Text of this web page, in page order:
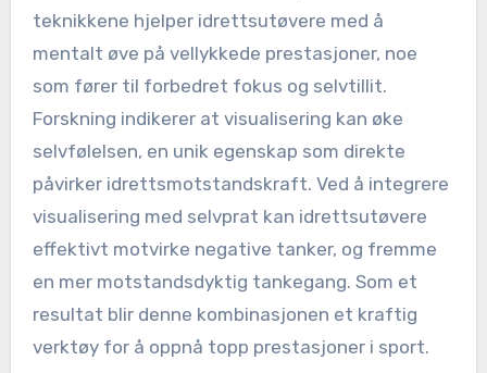
teknikkene hjelper idrettsutøvere med å
mentalt øve på vellykkede prestasjoner, noe
som fører til forbedret fokus og selvtillit.
Forskning indikerer at visualisering kan øke
selvfølelsen, en unik egenskap som direkte
påvirker idrettsmotstandskraft. Ved å integrere
visualisering med selvprat kan idrettsutøvere
effektivt motvirke negative tanker, og fremme
en mer motstandsdyktig tankegang. Som et
resultat blir denne kombinasjonen et kraftig
verktøy for å oppnå topp prestasjoner i sport.